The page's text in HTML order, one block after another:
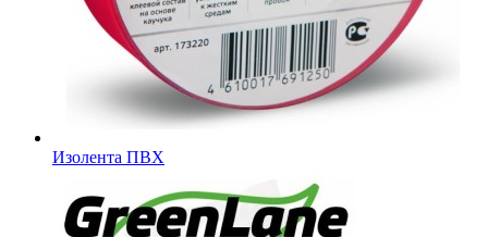
Изолента ПВХ